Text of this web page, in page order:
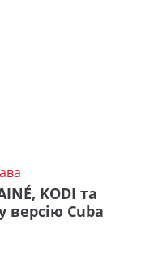
KODI та
версію Cuba